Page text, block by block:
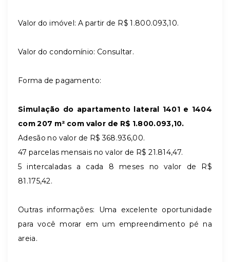
Valor do imóvel: A partir de R$ 1.800.093,10.
Valor do condomínio: Consultar.
Forma de pagamento:
Simulação do apartamento lateral 1401 e 1404
com 207 m² com valor de R$ 1.800.093,10.
Adesão no valor de R$ 368.936,00.
47 parcelas mensais no valor de R$ 21.814,47.
5 intercaladas a cada 8 meses no valor de R$
81.175,42.
Outras informações: Uma excelente oportunidade
para você morar em um empreendimento pé na
areia.